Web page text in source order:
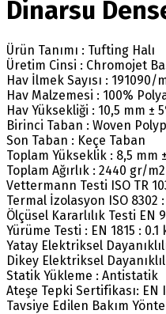
Dinarsu
Ürün Tanımı : Tufting Halı
Üretim Cinsi : Chromojet
Hav İlmek Sayısı : 191090/
Hav Malzemesi : 100%
Hav Yüksekliği : 10,5 mm ±
Birinci Taban : Woven
Son Taban : Keçe Taban
Toplam Yükseklik : 8,5 mm
Toplam Ağırlık : 2440 gr/
Vettermann Testi ISO TR
Termal İzolasyon ISO 8302
Ölçüsel Kararlılık Testi EN
Yürüme Testi : EN 1815 : 0.1
Yatay Elektriksel
Dikey Elektriksel
Statik Yükleme : Antistatik
Ateşe Tepki Sertifikası: EN
Tavsiye Edilen Bakım